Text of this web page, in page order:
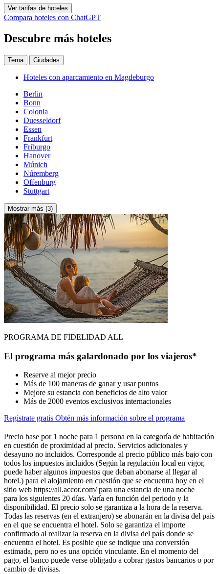
Ver tarifas de hoteles
Compara hoteles con ChatGPT
Descubre más hoteles
Tema Ciudades
Hoteles con aparcamiento en Magdeburgo
Berlin
Bonn
Colonia
Duesseldorf
Essen
Frankfurt
Friburgo
Hanover
Múnich
Núremberg
Offenburg
Stuttgart
Mostrar más (3)
PROGRAMA DE FIDELIDAD ALL
El programa más galardonado por los viajeros*
Reserve al mejor precio
Más de 100 maneras de ganar y usar puntos
Mejore su estancia con beneficios de alto valor
Más de 2000 eventos exclusivos internacionales
Regístrate gratis Obtén más información sobre el programa
Precio base por 1 noche para 1 persona en la categoría de habitación
en cuestión de proximidad al precio. Servicios adicionales y
desayuno no incluidos. Corresponde al precio público más bajo con
todos los impuestos incluidos (Según la regulación local en vigor,
puede haber algunos impuestos que deban abonarse al llegar al
hotel.) para el alojamiento en cuestión que se encuentra hoy en el
sitio web https://all.accor.com/ para una estancia de una noche
para los siguientes 20 días. Varía en función del periodo y la
disponibilidad. El precio solo se garantiza a la hora de la reserva.
Todas las reservas (en el extranjero) se abonarán en la divisa del país
en el que se encuentra el hotel. Solo se garantiza el importe
confirmado al realizar la reserva en la divisa del país donde se
encuentra el hotel. Es posible que se indique una conversión
estimada, pero no es una opción vinculante. En el momento del
pago, el banco puede verse obligado a cobrar gastos bancarios o por
cambio de divisas.